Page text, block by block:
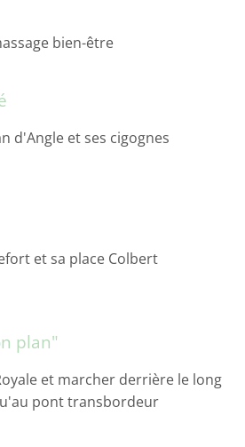
bien-être
d'Angle et ses cigognes
et sa place Colbert
plan"
et marcher derrière le long
pont transbordeur